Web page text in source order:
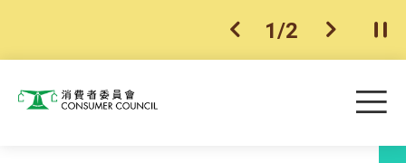
上一個
1/2 下一個開
消費者委員會 目